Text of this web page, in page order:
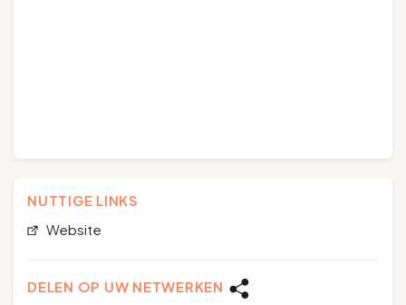
NUTTIGE LINKS
Website
DELEN OP UW NETWERKEN